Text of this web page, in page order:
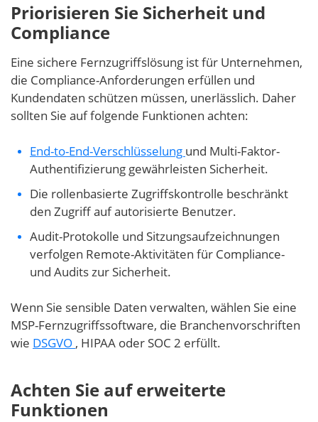
Priorisieren Sie Sicherheit und
Compliance
Eine sichere Fernzugriffslösung ist für Unternehmen,
die Compliance-Anforderungen erfüllen und
Kundendaten schützen müssen, unerlässlich. Daher
sollten Sie auf folgende Funktionen achten:
End-to-End-Verschlüsselung und Multi-Faktor-
Authentifizierung gewährleisten Sicherheit.
Die rollenbasierte Zugriffskontrolle beschränkt
den Zugriff auf autorisierte Benutzer.
Audit-Protokolle und Sitzungsaufzeichnungen
verfolgen Remote-Aktivitäten für Compliance-
und Audits zur Sicherheit.
Wenn Sie sensible Daten verwalten, wählen Sie eine
MSP-Fernzugriffssoftware, die Branchenvorschriften
wie DSGVO , HIPAA oder SOC 2 erfüllt.
Achten Sie auf erweiterte
Funktionen